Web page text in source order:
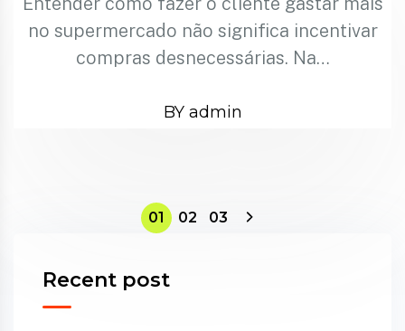
no supermercado não significa incentivar
compras desnecessárias. Na…
BY admin
01 02 03
Recent post